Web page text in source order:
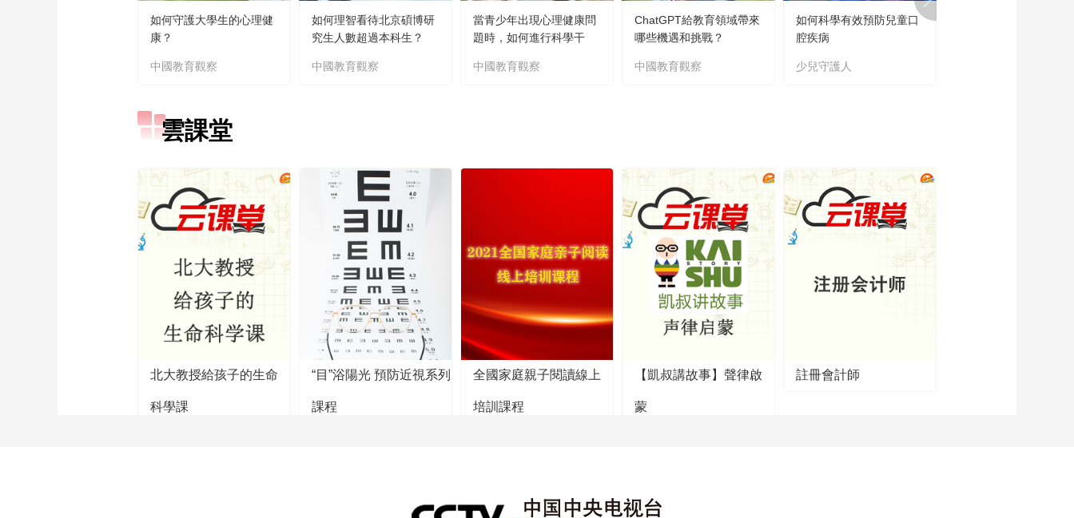
如何守護大學生的心理健
康？
中國教育觀察
如何理智看待北京碩博研
究生人數超過本科生？
中國教育觀察
當青少年出現心理健康問
題時，如何進行科學干
中國教育觀察
ChatGPT給教育領域帶來
哪些機遇和挑戰？
中國教育觀察
如何科學有效預防兒童口
腔疾病
少兒守護人
雲課堂
北大教授給孩子的生命
科學課
“目”浴陽光 預防近視系列
課程
全國家庭親子閱讀線上
培訓課程
【凱叔講故事】聲律啟
蒙
註冊會計師